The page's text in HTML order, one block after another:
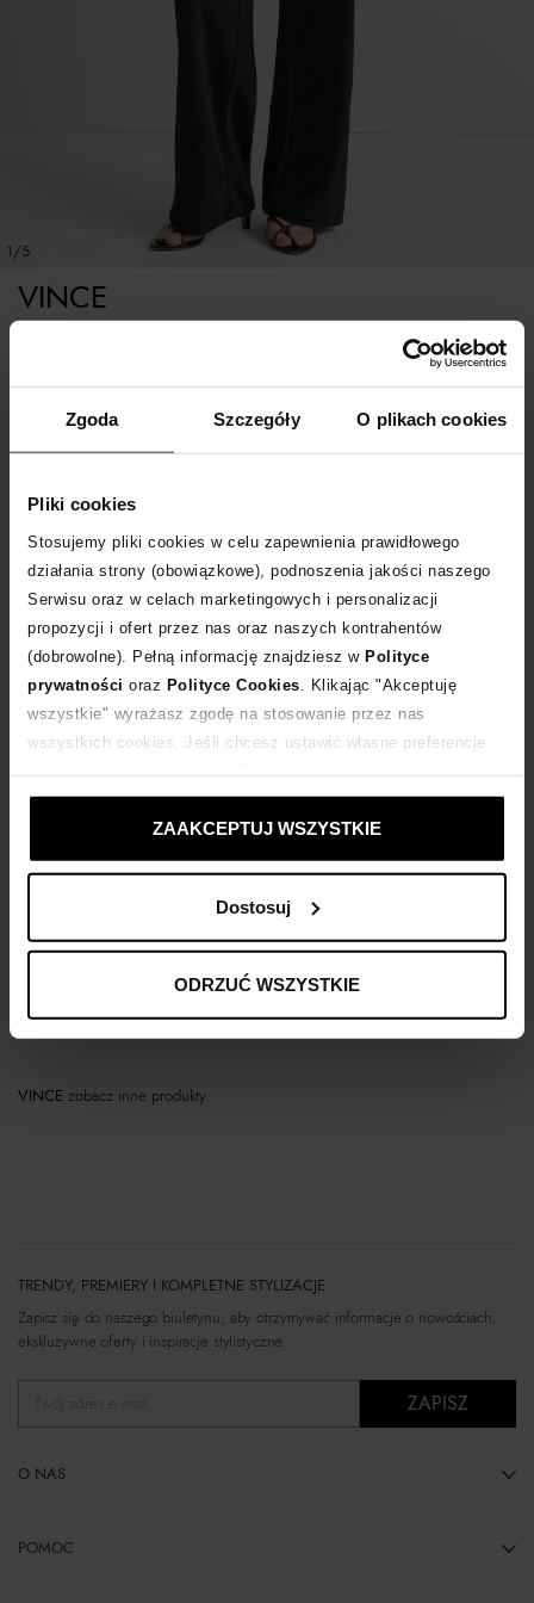
Zgoda Szczegóły O plikach cookies
Pliki cookies
Stosujemy pliki cookies w celu zapewnienia prawidłowego
działania strony (obowiązkowe), podnoszenia jakości naszego
Serwisu oraz w celach marketingowych i personalizacji
propozycji i ofert przez nas oraz naszych kontrahentów
(dobrowolne). Pełną informację znajdziesz w Polityce
prywatności oraz Polityce Cookies . Klikając "Akceptuję
wszystkie" wyrażasz zgodę na stosowanie przez nas
wszystkich cookies. Jeśli chcesz ustawić własne preferencje
ustawienia prywatności.
ZAAKCEPTUJ WSZYSTKIE
Dostosuj
ODRZUĆ WSZYSTKIE
1/5
VINCE
Tabela rozmiarów
WYBIERZ ROZMIAR
POWIADOM O DOSTAWIE
Dostawa od 0 zł
14 dni na zwrot towaru
Sprawdź
Kup teraz, Zapłać później!
Opis produktu
Materiał
VINCE zobacz inne produkty
TRENDY, PREMIERY I KOMPLETNE STYLIZACJE
Zapisz się do naszego biuletynu, aby otrzymywać informacje o nowościach,
ekskluzywne oferty i inspiracje stylistyczne.
ZAPISZ
O NAS
POMOC